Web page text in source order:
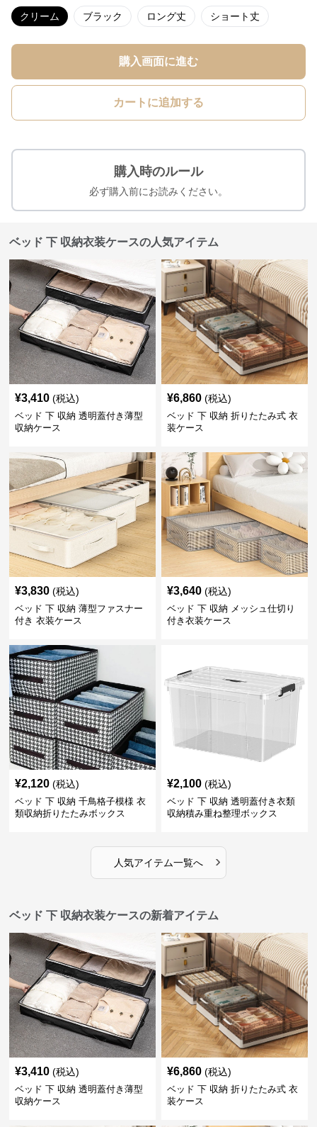
クリーム ブラック ロング丈 ショート丈
購入画面に進む
カートに追加する
購入時のルール
必ず購入前にお読みください。
ベッド 下 収納衣装ケースの人気アイテム
¥3,410 (税込)
ベッド 下 収納 透明蓋付き薄型
収納ケース
¥6,860 (税込)
ベッド 下 収納 折りたたみ式 衣
装ケース
¥3,830 (税込)
ベッド 下 収納 薄型ファスナー
付き 衣装ケース
¥3,640 (税込)
ベッド 下 収納 メッシュ仕切り
付き衣装ケース
¥2,120 (税込)
ベッド 下 収納 千鳥格子模様 衣
類収納折りたたみボックス
¥2,100 (税込)
ベッド 下 収納 透明蓋付き衣類
収納積み重ね整理ボックス
人気アイテム一覧へ ›
ベッド 下 収納衣装ケースの新着アイテム
¥3,410 (税込)
ベッド 下 収納 透明蓋付き薄型
収納ケース
¥6,860 (税込)
ベッド 下 収納 折りたたみ式 衣
装ケース